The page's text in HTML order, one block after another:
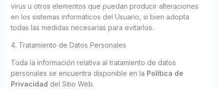
virus u otros elementos que puedan producir alteraciones
en los sistemas informáticos del Usuario, si bien adopta
todas las medidas necesarias para evitarlos.
4. Tratamiento de Datos Personales
Toda la información relativa al tratamiento de datos
personales se encuentra disponible en la Política de
Privacidad del Sitio Web.